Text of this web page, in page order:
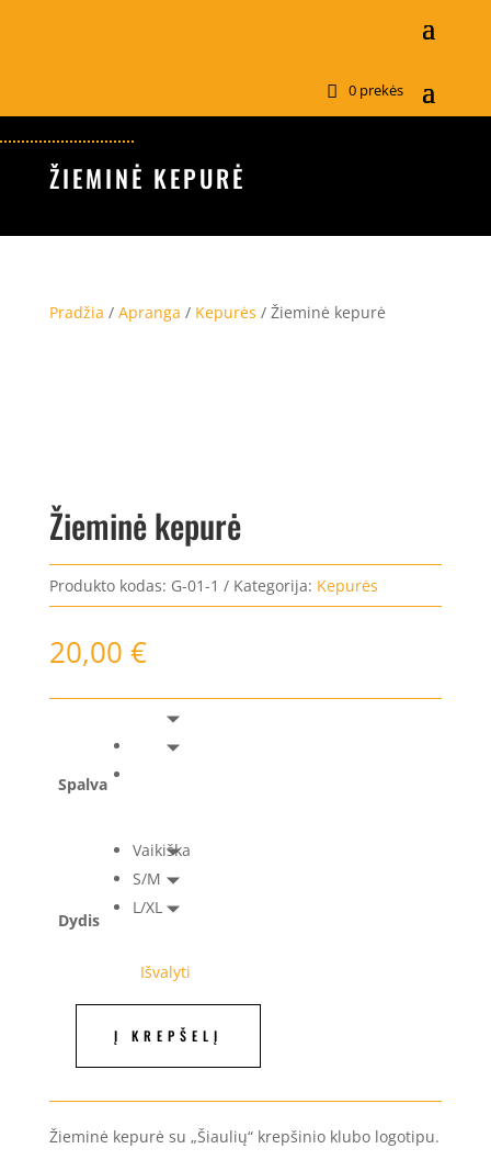
0 prekės
ŽIEMINĖ KEPURĖ
Pradžia / Apranga / Kepurės / Žieminė kepurė
Žieminė kepurė
Produkto kodas: G-01-1 Kategorija: Kepurės
20,00 €
Spalva
Dydis
Vaikiška
S/M
L/XL
Išvalyti
produkto
kiekis:
Žieminė
kepurė
Į KREPŠELĮ
Žieminė kepurė su „Šiaulių“ krepšinio klubo logotipu.